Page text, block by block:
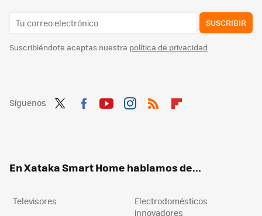
SUSCRIBIR
Suscribiéndote aceptas nuestra política de privacidad
Síguenos
En Xataka Smart Home hablamos de...
Televisores
Electrodomésticos
innovadores